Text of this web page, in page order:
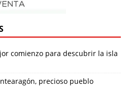
comienzo para descubrir la isla
precioso pueblo